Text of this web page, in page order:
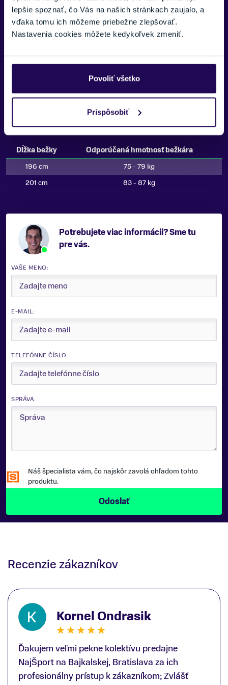
lepšie spoznať, čo Vás na našich stránkach zaujalo, a
vďaka tomu ich môžeme priebežne zlepšovať.
Nastavenia cookies môžete kedykoľvek zmeniť.
Povoliť všetko
Prispôsobiť
Hmotnosť
1,5 kg
188, 196, 201, 206
Prolink Shift-In
Systémová kompatibilita
topánky Prolink / topánky NNN / topánky Turnamic
Dĺžka bežky
Odporúčaná hmotnosť bežkára
196 cm
75 - 79 kg
201 cm
83 - 87 kg
Potrebujete viac informácii? Sme tu
pre vás.
VAŠE MENO:
E-MAIL:
TELEFÓNNE ČÍSLO:
SPRÁVA:
Náš špecialista vám, čo najskôr zavolá ohľadom tohto
produktu.
Recenzie zákazníkov
Kornel Ondrasik
Ďakujem veľmi pekne kolektívu predajne
NajŠport na Bajkalskej, Bratislava za ich
profesionálny prístup k zákazníkom; Zvlášť